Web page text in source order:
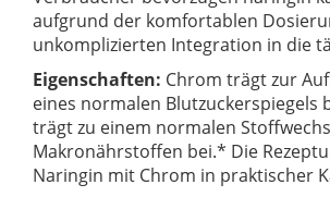
aufgrund der komfortablen
unkomplizierten Integration in die
Eigenschaften: Chrom trägt zur
eines normalen Blutzuckerspiegels
trägt zu einem normalen
Makronährstoffen bei.* Die
Naringin mit Chrom in praktischer